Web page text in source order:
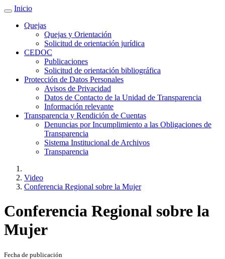
Inicio
Quejas
Quejas y Orientación
Solicitud de orientación jurídica
CEDOC
Publicaciones
Solicitud de orientación bibliográfica
Protección de Datos Personales
Avisos de Privacidad
Datos de Contacto de la Unidad de Transparencia
Información relevante
Transparencia y Rendición de Cuentas
Denuncias por Incumplimiento a las Obligaciones de
Transparencia
Sistema Institucional de Archivos
Transparencia
Video
Conferencia Regional sobre la Mujer
Conferencia Regional sobre la
Mujer
Fecha de publicación